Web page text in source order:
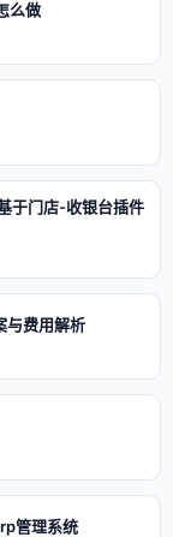
么做
于门店-收银台插件
与费用解析
管理系统